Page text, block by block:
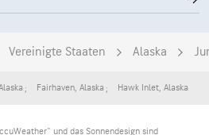
Vereinigte Staaten Alaska
Fairhaven, Alaska Hawk Inlet, Alaska
und das Sonnendesign sind